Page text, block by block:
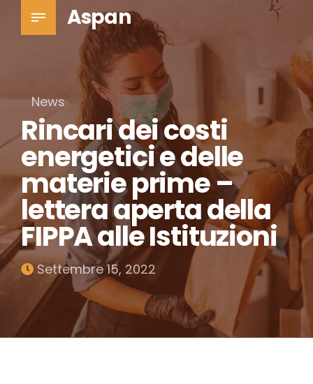
Aspan
News
Rincari dei costi
energetici e delle
materie prime –
lettera aperta della
FIPPA alle Istituzioni
Settembre 15, 2022